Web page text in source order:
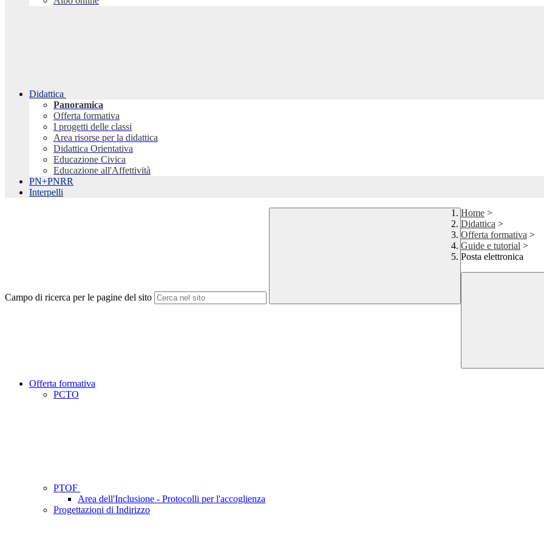
Didattica
Panoramica
Offerta formativa
I progetti delle classi
Area risorse per la didattica
Didattica Orientativa
Educazione Civica
Educazione all'Affettività
PN+PNRR
Interpelli
Campo di ricerca per le pagine del sito
Home >
Didattica >
Offerta formativa >
Guide e tutorial >
Posta elettronica
Offerta formativa
PCTO
PTOF
Area dell'Inclusione - Protocolli per l'accoglienza
Progettazioni di Indirizzo